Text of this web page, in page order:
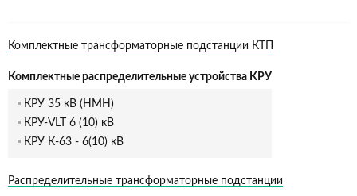
Комплектные трансформаторные подстанции КТП
Комплектные распределительные устройства КРУ
КРУ 35 кВ (НМН)
КРУ-VLT 6 (10) кВ
КРУ К-63 - 6(10) кВ
Распределительные трансформаторные подстанции